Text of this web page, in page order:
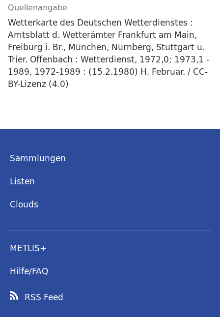
Quellenangabe
Wetterkarte des Deutschen Wetterdienstes :
Amtsblatt d. Wetterämter Frankfurt am Main,
Freiburg i. Br., München, Nürnberg, Stuttgart u.
Trier. Offenbach : Wetterdienst, 1972,0; 1973,1 -
1989, 1972-1989 : (15.2.1980) H. Februar. / CC-
BY-Lizenz (4.0)
Sammlungen
Listen
Clouds
METLIS+
Hilfe/FAQ
RSS Feed